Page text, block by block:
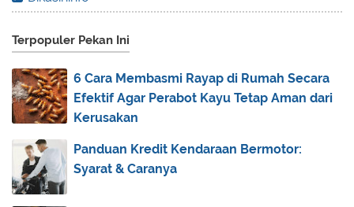
▼ 2014(44)
► December
► November(2)
► October(4)
► September (7)
▼ August(11)
Tata Cara Pengurusan Jenazah
Terpopuler Pekan Ini
6 Cara Membasmi Rayap di Rumah Secara
Efektif Agar Perabot Kayu Tetap Aman dari
Kerusakan
Panduan Kredit Kendaraan Bermotor:
Syarat & Caranya